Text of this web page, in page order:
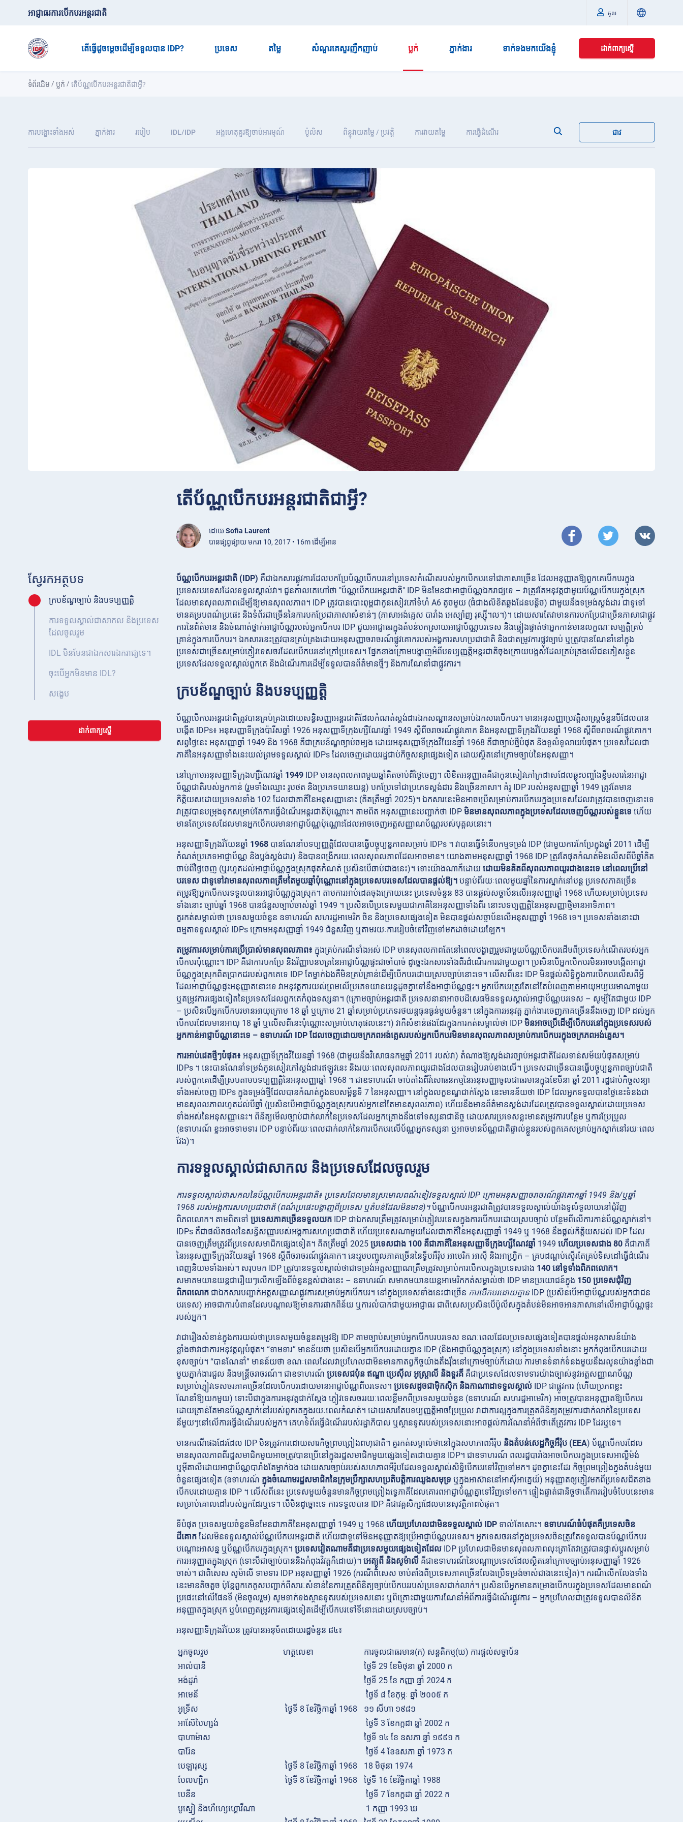
អាជ្ញាធរការបើកបរអន្តរជាតិ ចូល
តើធ្វើដូចម្តេចដើម្បីទទួលបាន IDP? ប្រទេស តម្លៃ សំណួរគេសួរញឹកញាប់ ប្លក់ ភ្នាក់ងារ ទាក់ទងមកយើងខ្ញុំ ដាក់ពាក្យស្នើ
ទំព័រដើម /ប្លក់ /តើប័ណ្ណបើកបរអន្តរជាតិជាអ្វី?
ការបង្ហោះទាំងអស់ ភ្នាក់ងារ របៀប IDL/IDP អង្គហេតុគួរឱ្យចាប់អារម្មណ៍ ប៉ូលិស ពិន្ទុវាយតម្លៃ / ប្រវត្តិ ការវាយតម្លៃ ការធ្វើដំណើរ ជាវ
តើប័ណ្ណបើកបរអន្តរជាតិជាអ្វី?
ដោយSofia Laurent
បានផ្សព្វផ្សាយ មករា 10, 2017 • 16m ដើម្បីអាន
ស្វែរកអត្ថបទ
ក្របខ័ណ្ឌច្បាប់ និងបទប្បញ្ញត្តិ
ការទទួលស្គាល់ជាសាកល និងប្រទេស
ដែលចូលរួម
IDL មិនមែនជាឯកសារឯករាជ្យទេ។
ចុះបើអ្នកមិនមាន IDL?
សង្ខេប
ដាក់ពាក្យស្នើ
ប័ណ្ណបើកបរអន្តរជាតិ (IDP) គឺជាឯកសារផ្លូវការដែលបកប្រែប័ណ្ណបើកបរនៅប្រទេសកំណើតរបស់អ្នកបើកបរទៅជាភាសាច្រើន ដែលអនុញ្ញាតឱ្យពួកគេបើកបរក្នុង
ប្រទេសបរទេសដែលទទួលស្គាល់វា។ ជួនកាលគេហៅថា "ប័ណ្ណបើកបរអន្តរជាតិ" IDP មិនមែនជាអាជ្ញាប័ណ្ណឯករាជ្យទេ – វាត្រូវតែអនុវត្តជាមួយប័ណ្ណបើកបរក្នុងស្រុក
ដែលមានសុពលភាពដើម្បីឱ្យមានសុពលភាព។ IDP ត្រូវបានបោះពុម្ពជាកូនសៀវភៅទំហំ A6 តូចមួយ (ធំជាងលិខិតឆ្លងដែនបន្តិច) ជាមួយនឹងទម្រង់ស្តង់ដារ ជាទូទៅ
មានគម្របពណ៌ប្រផេះ និងទំព័រជាច្រើននៃការបកប្រែជាភាសាសំខាន់ៗ (ភាសាអង់គ្លេស បារាំង អេស្ប៉ាញ រុស្ស៊ី។ល។)។ ដោយសារតែវាមានការបកប្រែជាច្រើនភាសាជាផ្លូវ
ការនៃព័ត៌មាន និងចំណាត់ថ្នាក់អាជ្ញាប័ណ្ណរបស់អ្នកបើកបរ IDP ជួយអាជ្ញាធរក្នុងតំបន់បកស្រាយអាជ្ញាប័ណ្ណបរទេស និងផ្ទៀងផ្ទាត់ថាអ្នកកាន់មានលក្ខណៈសម្បត្តិគ្រប់
គ្រាន់ក្នុងការបើកបរ។ ឯកសារនេះត្រូវបានគ្រប់គ្រងដោយអនុសញ្ញាចរាចរណ៍ផ្លូវគោករបស់អង្គការសហប្រជាជាតិ និងជាតម្រូវការផ្លូវច្បាប់ ឬត្រូវបានណែនាំនៅក្នុង
ប្រទេសជាច្រើនសម្រាប់ភ្ញៀវទេសចរដែលបើកបរនៅក្រៅប្រទេស។ ផ្នែកខាងក្រោមបង្ហាញអំពីបទប្បញ្ញត្តិអន្តរជាតិចុងក្រោយបង្អស់ដែលគ្រប់គ្រងលើជនភៀសខ្លួន
ប្រទេសដែលទទួលស្គាល់ពួកគេ និងដំណើរការដើម្បីទទួលបានព័ត៌មានថ្មីៗ និងការណែនាំជាផ្លូវការ។
ក្របខ័ណ្ឌច្បាប់ និងបទប្បញ្ញត្តិ
ប័ណ្ណបើកបរអន្តរជាតិត្រូវបានគ្រប់គ្រងដោយសន្ធិសញ្ញាអន្តរជាតិដែលកំណត់ស្តង់ដារឯកសណ្ឋានសម្រាប់ឯកសារបើកបរ។ មានអនុសញ្ញាប្រវត្តិសាស្ត្រចំនួនបីដែលបាន
បង្កើត IDPs៖ អនុសញ្ញាទីក្រុងប៉ារីសឆ្នាំ 1926 អនុសញ្ញាទីក្រុងហ្សឺណែវឆ្នាំ 1949 ស្តីពីចរាចរណ៍ផ្លូវគោក និងអនុសញ្ញាទីក្រុងវីយែនឆ្នាំ 1968 ស្តីពីចរាចរណ៍ផ្លូវគោក។
សព្វថ្ងៃនេះ អនុសញ្ញាឆ្នាំ 1949 និង 1968 គឺជាក្របខ័ណ្ឌច្បាប់ចម្បង ដោយអនុសញ្ញាទីក្រុងវីយែនឆ្នាំ 1968 គឺជាច្បាប់ថ្មីបំផុត និងទូលំទូលាយបំផុត។ ប្រទេស​ដែល​ជា​
ភាគី​នៃ​អនុសញ្ញា​ទាំងនេះ​យល់ព្រម​ទទួល​ស្គាល់ IDPs ដែល​ចេញ​ដោយ​រដ្ឋ​ជាប់​កិច្ចសន្យា​ផ្សេង​ទៀត ដោយ​ស្ថិត​នៅ​ក្រោម​ច្បាប់​នៃ​អនុសញ្ញា។
នៅក្រោមអនុសញ្ញាទីក្រុងហ្សឺណែវឆ្នាំ 1949 IDP មានសុពលភាពមួយឆ្នាំគិតចាប់ពីថ្ងៃចេញ។ លិខិតអនុញ្ញាតគឺជាកូនសៀវភៅក្រដាសដែលឆ្លុះបញ្ចាំងខ្លឹមសារនៃអាជ្ញា
ប័ណ្ណជាតិរបស់អ្នកកាន់ (រួមទាំងឈ្មោះ រូបថត និងប្រភេទយានយន្ត) បកប្រែទៅជាប្រភេទស្តង់ដារ និងច្រើនភាសា។ គំរូ IDP របស់អនុសញ្ញាឆ្នាំ 1949 ត្រូវតែមាន
កិត្តិយសដោយប្រទេសទាំង 102 ដែលជាភាគីនៃអនុសញ្ញានោះ (គិតត្រឹមឆ្នាំ 2025)។ ឯកសារនេះមិនអាចប្រើសម្រាប់ការបើកបរក្នុងប្រទេសដែលវាត្រូវបានចេញនោះទេ
វាត្រូវបានបម្រុងទុកសម្រាប់តែការធ្វើដំណើរអន្តរជាតិប៉ុណ្ណោះ។ តាមពិត អនុសញ្ញានេះបញ្ជាក់ថា IDP មិនមានសុពលភាពក្នុងប្រទេសដែលចេញប័ណ្ណរបស់ខ្លួនទេ ហើយ
មានតែប្រទេសដែលមានអ្នកបើកបរមានអាជ្ញាប័ណ្ណប៉ុណ្ណោះដែលអាចចេញអត្តសញ្ញាណប័ណ្ណរបស់បុគ្គលនោះ។
អនុសញ្ញាទីក្រុងវីយែនឆ្នាំ 1968 បានណែនាំបទប្បញ្ញត្តិដែលបានធ្វើបច្ចុប្បន្នភាពសម្រាប់ IDPs ។ វាបានធ្វើទំនើបកម្មទម្រង់ IDP (ជាមួយការកែប្រែក្នុងឆ្នាំ 2011 ដើម្បី
កំណត់ប្រភេទអាជ្ញាប័ណ្ណ និងប្លង់ស្តង់ដារ) និងបានពង្រីករយៈពេលសុពលភាពដែលអាចមាន។ យោងតាមអនុសញ្ញាឆ្នាំ 1968 IDP ត្រូវតែផុតកំណត់មិនលើសពីបីឆ្នាំគិត
ចាប់ពីថ្ងៃចេញ (ឬរហូតដល់អាជ្ញាប័ណ្ណក្នុងស្រុកផុតកំណត់ ប្រសិនបើឆាប់ជាងនេះ)។ ទោះយ៉ាងណាក៏ដោយ ដោយមិនគិតពីសុពលភាពយូរជាងនេះទេ នៅពេលប្រើនៅ
បរទេស ជាទូទៅវាមានសុពលភាពត្រឹមតែមួយឆ្នាំប៉ុណ្ណោះនៅក្នុងប្រទេសបរទេសដែលបានផ្តល់ឱ្យ។ បន្ទាប់ពីរយៈពេលមួយឆ្នាំនៃការស្នាក់នៅបន្ត ប្រទេសភាគច្រើន
តម្រូវឱ្យអ្នកបើកបរទទួលបានអាជ្ញាប័ណ្ណក្នុងស្រុក។ តាមការអាប់ដេតចុងក្រោយនេះ ប្រទេសចំនួន 83 បានផ្តល់សច្ចាប័នលើអនុសញ្ញាឆ្នាំ 1968 ហើយសម្រាប់ប្រទេស
ទាំងនោះ ច្បាប់ឆ្នាំ 1968 បានជំនួសច្បាប់ចាស់ឆ្នាំ 1949 ។ ប្រសិនបើប្រទេសមួយជាភាគីនៃអនុសញ្ញាទាំងពីរ នោះបទប្បញ្ញត្តិនៃអនុសញ្ញាថ្មីមានអាទិភាព។
គួរកត់សម្គាល់ថា ប្រទេសមួយចំនួន ឧទាហរណ៍ សហរដ្ឋអាមេរិក ចិន និងប្រទេសផ្សេងទៀត មិនបានផ្តល់សច្ចាប័នលើអនុសញ្ញាឆ្នាំ 1968 ទេ។ ប្រទេសទាំងនោះជា
ធម្មតាទទួលស្គាល់ IDPs ក្រោមអនុសញ្ញាឆ្នាំ 1949 ជំនួសវិញ ឬតាមរយៈការរៀបចំទៅវិញទៅមកដាច់ដោយឡែក។
តម្រូវការសម្រាប់ការប្រើប្រាស់មានសុពលភាព៖ ក្នុងគ្រប់ករណីទាំងអស់ IDP មានសុពលភាពតែនៅពេលបង្ហាញរួមជាមួយប័ណ្ណបើកបរដើមពីប្រទេសកំណើតរបស់អ្នក
បើកបរប៉ុណ្ណោះ។ IDP គឺជាការបកប្រែ និងវិញ្ញាបនបត្រនៃអាជ្ញាប័ណ្ណផ្ទះជាចាំបាច់ ដូច្នេះឯកសារទាំងពីរដំណើរការជាមួយគ្នា។ ប្រសិនបើអ្នកបើកបរមិនអាចបង្កើតអាជ្ញា
ប័ណ្ណក្នុងស្រុកពិតប្រាកដរបស់ពួកគេទេ IDP តែម្នាក់ឯងគឺមិនគ្រប់គ្រាន់ដើម្បីបើកបរដោយស្របច្បាប់នោះទេ។ លើសពីនេះ IDP មិនផ្តល់សិទ្ធិក្នុងការបើកបរលើសពីអ្វី
ដែលអាជ្ញាប័ណ្ណផ្ទះអនុញ្ញាតនោះទេ វាអនុវត្តការយល់ព្រមលើប្រភេទយានយន្តដូចគ្នាទៅនឹងអាជ្ញាប័ណ្ណផ្ទះ។ អ្នកបើកបរត្រូវតែនៅតែបំពេញតាមអាយុអប្បបរមាណាមួយ
ឬតម្រូវការផ្សេងទៀតនៃប្រទេសដែលពួកគេកំពុងទស្សនា។ (ក្រោមច្បាប់អន្តរជាតិ ប្រទេសនានាអាចបដិសេធមិនទទួលស្គាល់អាជ្ញាប័ណ្ណបរទេស – សូម្បីតែជាមួយ IDP
– ប្រសិនបើអ្នកបើកបរមានអាយុក្រោម 18 ឆ្នាំ ឬក្រោម 21 ឆ្នាំសម្រាប់ប្រភេទរថយន្តធុនធ្ងន់មួយចំនួន។ នៅក្នុងការអនុវត្ត ភ្នាក់ងារចេញភាគច្រើននឹងចេញ IDP ដល់អ្នក
បើកបរដែលមានអាយុ 18 ឆ្នាំ ឬលើសពីនេះប៉ុណ្ណោះសម្រាប់ហេតុផលនេះ។) វាក៏សំខាន់ផងដែរក្នុងការកត់សម្គាល់ថា IDP មិនអាចប្រើដើម្បីបើកបរនៅក្នុងប្រទេសរបស់
អ្នកកាន់អាជ្ញាប័ណ្ណនោះទេ – ឧទាហរណ៍ IDP ដែលចេញដោយចក្រភពអង់គ្លេសរបស់អ្នកបើកបរមិនមានសុពលភាពសម្រាប់ការបើកបរក្នុងចក្រភពអង់គ្លេស។
ការអាប់ដេតថ្មីៗបំផុត៖ អនុសញ្ញាទីក្រុងវីយែនឆ្នាំ 1968 (ជាមួយនឹងវិសោធនកម្មឆ្នាំ 2011 របស់វា) តំណាងឱ្យស្តង់ដារច្បាប់អន្តរជាតិដែលទាន់សម័យបំផុតសម្រាប់
IDPs ។ នេះបានណែនាំទម្រង់កូនសៀវភៅស្ដង់ដារឥឡូវនេះ និងរយៈពេលសុពលភាពយូរជាងដែលបានរៀបរាប់ខាងលើ។ ប្រទេសជាច្រើនបានធ្វើបច្ចុប្បន្នភាពច្បាប់ជាតិ
របស់ពួកគេដើម្បីស្របតាមបទប្បញ្ញត្តិនៃអនុសញ្ញាឆ្នាំ 1968 ។ ជាឧទាហរណ៍ ចាប់តាំងពីវិសោធនកម្មនៃអនុសញ្ញាចូលជាធរមានក្នុងខែមីនា ឆ្នាំ 2011 រដ្ឋជាប់កិច្ចសន្យា
ទាំងអស់ចេញ IDPs ក្នុងទម្រង់ថ្មីដែលបានកំណត់ក្នុងឧបសម្ព័ន្ធទី 7 នៃអនុសញ្ញា។ នៅក្នុងលក្ខខណ្ឌជាក់ស្តែង នេះមានន័យថា IDP ដែលអ្នកទទួលបានថ្ងៃនេះទំនងជា
មានសុពលភាពរហូតដល់បីឆ្នាំ (ប្រសិនបើអាជ្ញាប័ណ្ណក្នុងស្រុករបស់អ្នកនៅតែមានសុពលភាព) ហើយនឹងមានព័ត៌មានស្តង់ដារដែលត្រូវបានទទួលស្គាល់ដោយប្រទេស
ទាំងអស់នៃអនុសញ្ញានេះ។ ពិនិត្យមើលច្បាប់ជាក់លាក់នៃប្រទេសដែលអ្នកគ្រោងនឹងទៅទស្សនាជានិច្ច ដោយសារប្រទេសខ្លះមានតម្រូវការបន្ថែម ឬការប្រែប្រួល
(ឧទាហរណ៍ ខ្លះអាចទាមទារ IDP បន្ទាប់ពីរយៈពេលជាក់លាក់នៃការបើកបរលើប័ណ្ណអ្នកទស្សនា ឬអាចមានប័ណ្ណជាតិផ្ទាល់ខ្លួនរបស់ពួកគេសម្រាប់អ្នកស្នាក់នៅរយៈពេល
វែង)។
ការទទួលស្គាល់ជាសាកល និងប្រទេសដែលចូលរួម
ការទទួលស្គាល់ជាសកលនៃប័ណ្ណបើកបរអន្តរជាតិ៖ ប្រទេសដែលមានស្រមោលពណ៌ខៀវទទួលស្គាល់ IDP ក្រោមអនុសញ្ញាចរាចរណ៍ផ្លូវគោកឆ្នាំ 1949 និង/ឬឆ្នាំ
1968 របស់អង្គការសហប្រជាជាតិ (ពណ៌ប្រផេះបង្ហាញពីប្រទេស ឬតំបន់ដែលមិនមាន)។ប័ណ្ណបើកបរអន្តរជាតិត្រូវបានទទួលស្គាល់យ៉ាងទូលំទូលាយនៅជុំវិញ
ពិភពលោក។ តាមពិតទៅ ប្រទេសភាគច្រើនទទួលយក IDP ជាឯកសារត្រឹមត្រូវសម្រាប់ភ្ញៀវបរទេសក្នុងការបើកបរដោយស្របច្បាប់ បន្ថែមពីលើការកាន់ប័ណ្ណស្នាក់នៅ។
IDPs គឺជាផលិតផលនៃសន្ធិសញ្ញារបស់អង្គការសហប្រជាជាតិ ហើយប្រទេសណាមួយដែលជាភាគីនៃអនុសញ្ញាឆ្នាំ 1949 ឬ 1968 នឹងផ្តល់កិត្តិយសដល់ IDP ដែល
បានចេញត្រឹមត្រូវពីប្រទេសសមាជិកផ្សេងទៀត។ គិតត្រឹមឆ្នាំ 2025 ប្រទេសជាង 100 គឺជាភាគីនៃអនុសញ្ញាទីក្រុងហ្សឺណែវឆ្នាំ 1949 ហើយប្រទេសជាង 80 គឺជាភាគី
នៃអនុសញ្ញាទីក្រុងវីយែនឆ្នាំ 1968 ស្តីពីចរាចរណ៍ផ្លូវគោក។ នេះរួមបញ្ចូលភាគច្រើននៃទ្វីបអឺរ៉ុប អាមេរិក អាស៊ី និងអាហ្រ្វិក – គ្របដណ្តប់ស្ទើរតែគ្រប់ទិសដៅធ្វើដំណើរ
ពេញនិយមទាំងអស់។ សរុបមក IDP ត្រូវបានទទួលស្គាល់ថាជាទម្រង់អត្តសញ្ញាណត្រឹមត្រូវសម្រាប់ការបើកបរក្នុងប្រទេសជាង 140 នៅទូទាំងពិភពលោក។
សមាគមយានយន្តជារឿយៗលើកឡើងពីចំនួនខ្ពស់ជាងនេះ – ឧទាហរណ៍ សមាគមយានយន្តអាមេរិកកត់សម្គាល់ថា IDP មានប្រយោជន៍ក្នុង 150 ប្រទេសជុំវិញ
ពិភពលោក ជាឯកសារបញ្ជាក់អត្តសញ្ញាណផ្លូវការសម្រាប់អ្នកបើកបរ។ នៅក្នុងប្រទេសទាំងនេះជាច្រើន ការបើកបរដោយគ្មានIDP (ប្រសិនបើអាជ្ញាប័ណ្ណរបស់អ្នកជាជន
បរទេស) អាចជាការបំពានដែលបណ្តាលឱ្យមានការផាកពិន័យ ឬការលំបាកជាមួយអាជ្ញាធរ ជាពិសេសប្រសិនបើប៉ូលីសក្នុងតំបន់មិនអាចអានភាសានៅលើអាជ្ញាប័ណ្ណផ្ទះ
របស់អ្នក។
វាជារឿងសំខាន់ក្នុងការយល់ថាប្រទេសមួយចំនួនតម្រូវឱ្យ IDP តាមច្បាប់សម្រាប់អ្នកបើកបរបរទេស ខណៈពេលដែលប្រទេសផ្សេងទៀតបានផ្តល់អនុសាសន៍យ៉ាង
ខ្លាំងថាវាជាការអនុវត្តល្អបំផុត។ “ទាមទារ” មានន័យថា ប្រសិនបើអ្នកបើកបរដោយគ្មាន IDP (និងអាជ្ញាប័ណ្ណក្នុងស្រុក) នៅក្នុងប្រទេសទាំងនោះ អ្នកកំពុងបើកបរដោយ
ខុសច្បាប់។ “បានណែនាំ” មានន័យថា ខណៈពេលដែលវាប្រហែលជាមិនមានកាតព្វកិច្ចយ៉ាងតឹងរ៉ឹងនៅក្រោមច្បាប់ក៏ដោយ ការមានទំនាក់ទំនងមួយនឹងរលូនយ៉ាងខ្លាំងជា
មួយភ្នាក់ងារជួល និងមន្ត្រីចរាចរណ៍។ ជាឧទាហរណ៍ ប្រទេសជប៉ុន ឥណ្ឌា ប្រេស៊ីល អូស្ត្រាលី និងទួរគី គឺជាប្រទេសដែលទាមទារយ៉ាងច្បាស់នូវអត្តសញ្ញាណប័ណ្ណ
សម្រាប់ភ្ញៀវទេសចរភាគច្រើនដែលបើកបរដោយមានអាជ្ញាប័ណ្ណពីបរទេស។ ប្រទេសដូចជាម៉ិកស៊ិក និងកាណាដាទទួលស្គាល់ IDP ជាផ្លូវការ (ហើយប្រភពខ្លះ
ណែនាំឱ្យយកមួយ) ទោះបីជាក្នុងការអនុវត្តជាក់ស្តែង ភ្ញៀវទេសចររយៈពេលខ្លីមកពីប្រទេសមួយចំនួន (ឧទាហរណ៍ សហរដ្ឋអាមេរិក) អាចត្រូវបានអនុញ្ញាតឱ្យបើកបរ
ដោយគ្រាន់តែមានប័ណ្ណស្នាក់នៅរបស់ពួកគេក្នុងរយៈពេលកំណត់។ ដោយសារតែបទប្បញ្ញត្តិអាចប្រែប្រួល វាជាការល្អក្នុងការត្រួតពិនិត្យតម្រូវការជាក់លាក់នៃប្រទេស
នីមួយៗនៅលើការធ្វើដំណើររបស់អ្នក។ គេហទំព័រធ្វើដំណើររបស់រដ្ឋាភិបាល ឬស្ថានទូតរបស់ប្រទេសនោះអាចផ្តល់ការណែនាំអំពីថាតើត្រូវការ IDP ដែរឬទេ។
មានករណីផងដែរដែល IDP មិនត្រូវការដោយសារកិច្ចព្រមព្រៀងពហុជាតិ។ គួរកត់សម្គាល់ថានៅក្នុងសហភាពអឺរ៉ុប និងតំបន់សេដ្ឋកិច្ចអឺរ៉ុប (EEA) ប័ណ្ណបើកបរដែល
មានសុពលភាពពីរដ្ឋសមាជិកមួយអាចត្រូវបានប្រើនៅក្នុងរដ្ឋសមាជិកមួយផ្សេងទៀតដោយគ្មាន IDP​។ ជាឧទាហរណ៍ ពលរដ្ឋបារាំងអាចបើកបរក្នុងប្រទេសអាល្លឺម៉ង់
ឬអ៊ីតាលីដោយអាជ្ញាប័ណ្ណបារាំងតែម្នាក់ឯង ដោយសារច្បាប់របស់សហភាពអឺរ៉ុបដែលទទួលស្គាល់សិទ្ធិបើកបរទៅវិញទៅមក។ ដូចគ្នានេះដែរ កិច្ចព្រមព្រៀងក្នុងតំបន់មួយ
ចំនួនផ្សេងទៀត (ឧទាហរណ៍ ក្នុងចំណោមរដ្ឋសមាជិកនៃក្រុមប្រឹក្សាសហប្រតិបត្តិការឈូងសមុទ្រ ឬក្នុងអាស៊ាននៅអាស៊ីអាគ្នេយ៍) អនុញ្ញាតឲ្យភ្ញៀវមកពីប្រទេសជិតខាង
បើកបរដោយគ្មាន IDP ។ លើសពីនេះ ប្រទេសមួយចំនួនមានកិច្ចព្រមព្រៀងទ្វេភាគីដែលគោរពអាជ្ញាប័ណ្ណគ្នាទៅវិញទៅមក។ ផ្ទៀងផ្ទាត់ជានិច្ចថាតើការរៀបចំបែបនេះមាន
សម្រាប់គោលដៅរបស់អ្នកដែរឬទេ។ បើមិនដូច្នោះទេ ការទទួលបាន IDP គឺជាវគ្គសិក្សាដែលមានសុវត្ថិភាពបំផុត។
ទីបំផុត ប្រទេសមួយចំនួនមិនមែនជាភាគីនៃអនុសញ្ញាឆ្នាំ 1949 ឬ 1968 ហើយប្រហែលជាមិនទទួលស្គាល់ IDP ទាល់តែសោះ។ ឧទាហរណ៍ធំបំផុតគឺប្រទេសចិន
ដីគោក ដែលមិនទទួលស្គាល់ប័ណ្ណបើកបរអន្តរជាតិ ហើយជាទូទៅមិនអនុញ្ញាតឱ្យប្រើអាជ្ញាប័ណ្ណបរទេស។ អ្នកទេសចរនៅក្នុងប្រទេសចិនត្រូវតែទទួលបានប័ណ្ណបើកបរ
បណ្តោះអាសន្ន ឬប័ណ្ណបើកបរក្នុងស្រុក។ ប្រទេសវៀតណាមគឺជាប្រទេសមួយផ្សេងទៀតដែល IDP ប្រហែលជាមិនមានសុពលភាពលុះត្រាតែវាត្រូវបានផ្លាស់ប្តូរសម្រាប់
ការអនុញ្ញាតក្នុងស្រុក (ទោះបីជាច្បាប់បាននិងកំពុងវិវត្តក៏ដោយ)។ អេត្យូពី និងសូម៉ាលី គឺជាឧទាហរណ៍នៃបណ្តាប្រទេសដែលស្ថិតនៅក្រោមច្បាប់អនុសញ្ញាឆ្នាំ 1926
ចាស់។ ជាពិសេស សូម៉ាលី ទាមទារ IDP អនុសញ្ញាឆ្នាំ 1926 (ករណីពិសេស ចាប់តាំងពីប្រទេសភាគច្រើនលែងប្រើទម្រង់ចាស់ជាងនេះទៀត)។ ករណីលើកលែងទាំង
នេះមានតិចតួច ប៉ុន្តែពួកគេគូសបញ្ជាក់ពីសារៈសំខាន់នៃការត្រួតពិនិត្យច្បាប់បើកបររបស់ប្រទេសជាក់លាក់។ ប្រសិនបើអ្នកមានគម្រោងបើកបរក្នុងប្រទេសដែលមានពណ៌
ប្រផេះនៅលើផែនទី (មិនចូលរួម) សូមទាក់ទងស្ថានទូតរបស់ប្រទេសនោះ ឬពិគ្រោះជាមួយការណែនាំអំពីការធ្វើដំណើរផ្លូវការ – អ្នកប្រហែលជាត្រូវទទួលបានលិខិត
អនុញ្ញាតក្នុងស្រុក ឬបំពេញតម្រូវការផ្សេងទៀតដើម្បីបើកបរទៅទីនោះដោយស្របច្បាប់។
អនុសញ្ញាទីក្រុងវីយែន ត្រូវបានអនុម័តដោយរដ្ឋចំនួន ៨៤៖
អ្នកចូលរួម ហត្ថលេខា
ការចូលជាធរមាន(ក) សន្តតិកម្ម(ឃ) ការផ្តល់សច្ចាប័ន
អាល់បានី
ថ្ងៃទី 29 ខែមិថុនា ឆ្នាំ 2000 ក
អង់ដូរ៉ា
ថ្ងៃទី 25 ខែ កញ្ញា ឆ្នាំ 2024 ក
អាមេនី
ថ្ងៃទី ៨ ខែកុម្ភៈ ឆ្នាំ ២០០៥ ក
អូទ្រីស
ថ្ងៃទី 8 ខែវិច្ឆិកាឆ្នាំ 1968
១១ សីហា ១៩៨១
អាស៊ែបៃហ្សង់
ថ្ងៃទី 3 ខែកក្កដា ឆ្នាំ 2002 ក
បាហាម៉ាស
ថ្ងៃទី ១៤ ខែ ឧសភា ឆ្នាំ ១៩៩១ ក
បារ៉ែន
ថ្ងៃទី 4 ខែឧសភា ឆ្នាំ 1973 ក
បេឡារុស្ស
ថ្ងៃទី 8 ខែវិច្ឆិកាឆ្នាំ 1968
18 មិថុនា 1974
បែលហ្សិក
ថ្ងៃទី 8 ខែវិច្ឆិកាឆ្នាំ 1968
ថ្ងៃទី 16 ខែវិច្ឆិកាឆ្នាំ 1988
បេនីន
ថ្ងៃទី 7 ខែកក្កដា ឆ្នាំ 2022 ក
បូស្នៀ និងហឺហ្សេហ្គោវីណា
1 កញ្ញា 1993 ឃ